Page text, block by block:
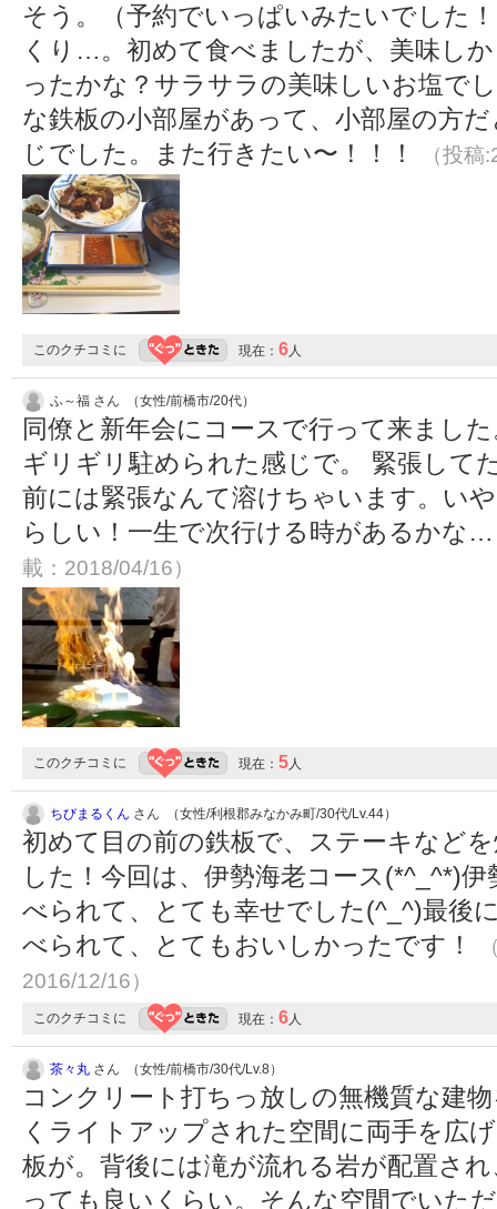
そう。（予約でいっぱいみたいでした
くり…。初めて食べましたが、美味し
ったかな？サラサラの美味しいお塩で
な鉄板の小部屋があって、小部屋の方
じでした。また行きたい〜！！！
（投
このクチコミに 現在： 6人
ふ～福 さん （女性/前橋市/20代）
同僚と新年会にコースで行って来まし
ギリギリ駐められた感じで。 緊張して
前には緊張なんて溶けちゃいます。い
らしい！一生で次行ける時があるか
載：2018/04/16）
このクチコミに 現在： 5人
ちびまるくん さん （女性/利根郡みなかみ町/30代/Lv.44）
初めて目の前の鉄板で、ステーキなど
した！今回は、伊勢海老コース(*^_^*)
べられて、とても幸せでした(^_^)最後
べられて、とてもおいしかったです！
2016/12/16）
このクチコミに 現在： 6人
茶々丸 さん （女性/前橋市/30代/Lv.8）
コンクリート打ちっ放しの無機質な建
くライトアップされた空間に両手を広
板が。背後には滝が流れる岩が配置さ
っても良いくらい。そんな空間でいた